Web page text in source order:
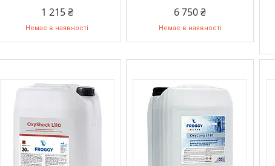
1 215 ₴
Немає в наявності
6 750 ₴
Немає в наявності